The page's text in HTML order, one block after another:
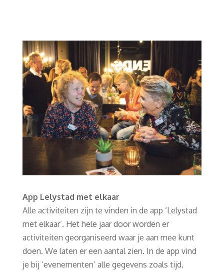
App Lelystad met elkaar
Alle activiteiten zijn te vinden in de app ‘Lelystad
met elkaar’. Het hele jaar door worden er
activiteiten georganiseerd waar je aan mee kunt
doen. We laten er een aantal zien. In de app vind
je bij ‘evenementen’ alle gegevens zoals tijd,